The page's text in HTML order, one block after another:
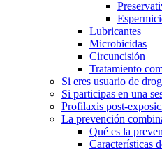
Lubricantes
Microbicidas
Circuncisión
Tratamiento
Si eres usuario de
Si participas en una
Profilaxis post-
La prevención
Qué es la
Características